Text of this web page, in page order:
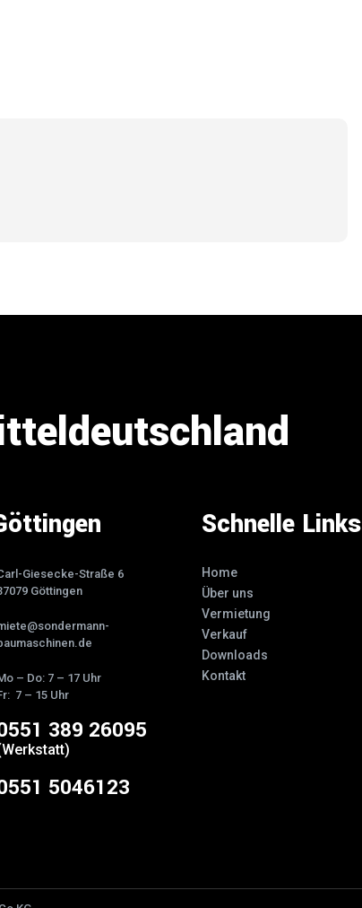
Giesecke-Straße 6
Göttingen
– Do: 7 – 17 Uhr
7 – 15 Uhr
389 26095
5046123
Schnelle Links
Home
Über uns
Vermietung
Verkauf
Downloads
Kontakt